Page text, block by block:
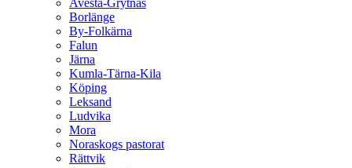
Avesta-Grytnäs
Borlänge
By-Folkärna
Falun
Järna
Kumla-Tärna-Kila
Köping
Leksand
Ludvika
Mora
Noraskogs pastorat
Rättvik